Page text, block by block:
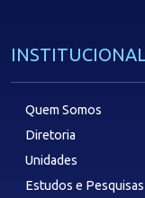
INSTITUCIONAL
Quem Somos
Diretoria
Unidades
Estudos e Pesquisas